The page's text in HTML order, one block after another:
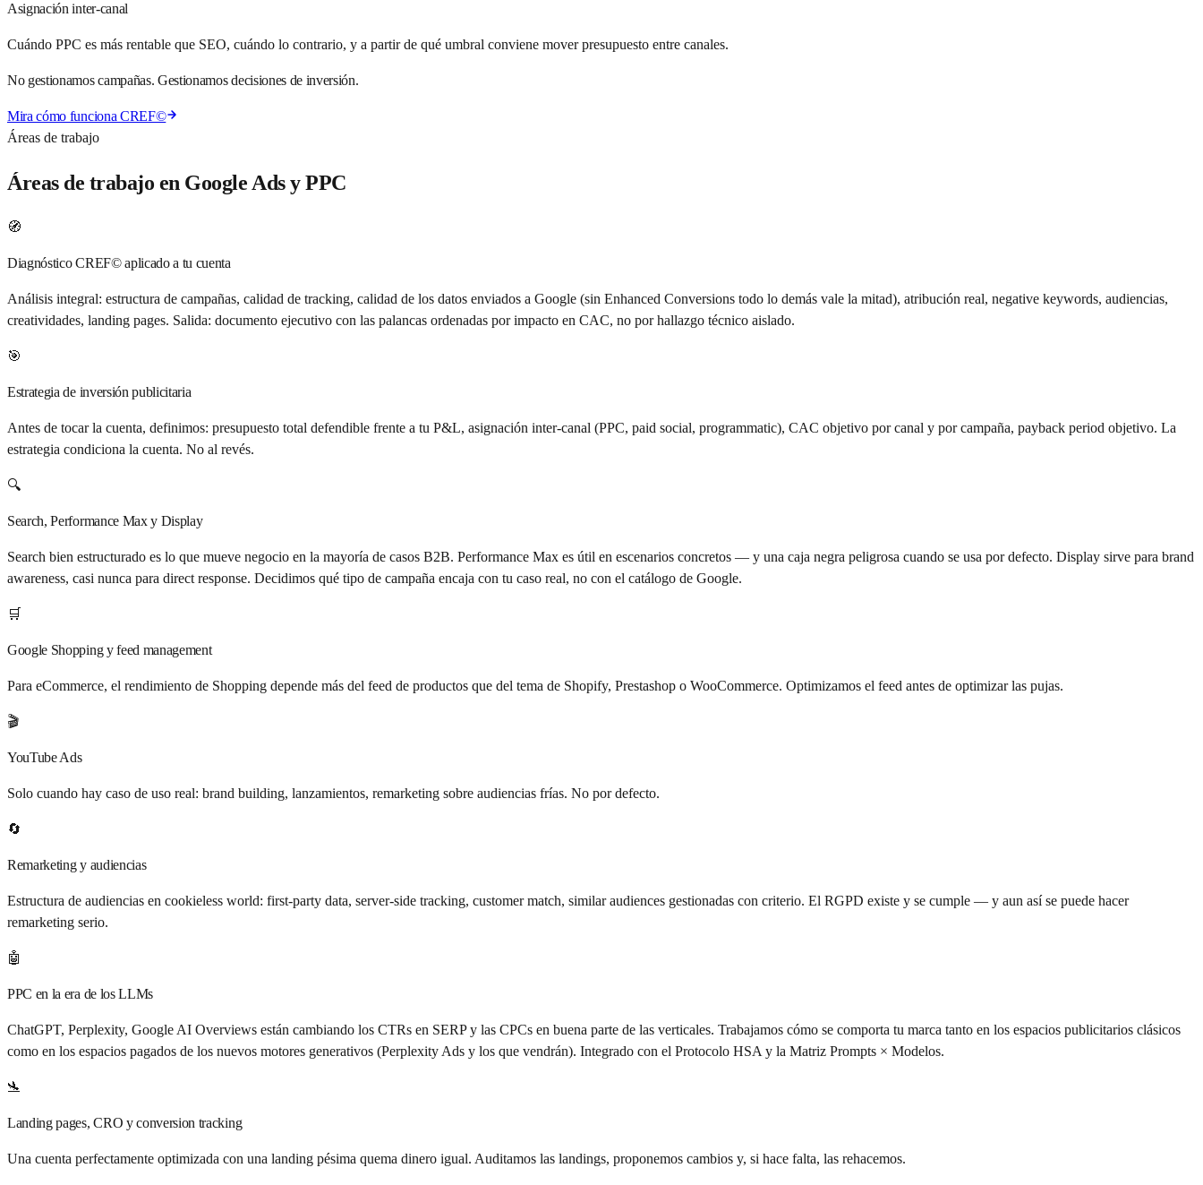
Asignación inter-canal
Cuándo PPC es más rentable que SEO, cuándo lo contrario, y a partir de qué umbral conviene mover presupuesto entre canales.
No gestionamos campañas. Gestionamos decisiones de inversión.
Mira cómo funciona CREF©
Áreas de trabajo
Áreas de trabajo en Google Ads y PPC
🧭
Diagnóstico CREF© aplicado a tu cuenta
Análisis integral: estructura de campañas, calidad de tracking, calidad de los datos enviados a Google (sin Enhanced Conversions todo lo demás vale la mitad), atribución real, negative keywords, audiencias,
creatividades, landing pages. Salida: documento ejecutivo con las palancas ordenadas por impacto en CAC, no por hallazgo técnico aislado.
🎯
Estrategia de inversión publicitaria
Antes de tocar la cuenta, definimos: presupuesto total defendible frente a tu P&L, asignación inter-canal (PPC, paid social, programmatic), CAC objetivo por canal y por campaña, payback period objetivo. La
estrategia condiciona la cuenta. No al revés.
🔍
Search, Performance Max y Display
Search bien estructurado es lo que mueve negocio en la mayoría de casos B2B. Performance Max es útil en escenarios concretos — y una caja negra peligrosa cuando se usa por defecto. Display sirve para brand
awareness, casi nunca para direct response. Decidimos qué tipo de campaña encaja con tu caso real, no con el catálogo de Google.
🛒
Google Shopping y feed management
Para eCommerce, el rendimiento de Shopping depende más del feed de productos que del tema de Shopify, Prestashop o WooCommerce. Optimizamos el feed antes de optimizar las pujas.
🎬
YouTube Ads
Solo cuando hay caso de uso real: brand building, lanzamientos, remarketing sobre audiencias frías. No por defecto.
🔄
Remarketing y audiencias
Estructura de audiencias en cookieless world: first-party data, server-side tracking, customer match, similar audiences gestionadas con criterio. El RGPD existe y se cumple — y aun así se puede hacer
remarketing serio.
🤖
PPC en la era de los LLMs
ChatGPT, Perplexity, Google AI Overviews están cambiando los CTRs en SERP y las CPCs en buena parte de las verticales. Trabajamos cómo se comporta tu marca tanto en los espacios publicitarios clásicos
como en los espacios pagados de los nuevos motores generativos (Perplexity Ads y los que vendrán). Integrado con el Protocolo HSA y la Matriz Prompts × Modelos.
🛬
Landing pages, CRO y conversion tracking
Una cuenta perfectamente optimizada con una landing pésima quema dinero igual. Auditamos las landings, proponemos cambios y, si hace falta, las rehacemos.